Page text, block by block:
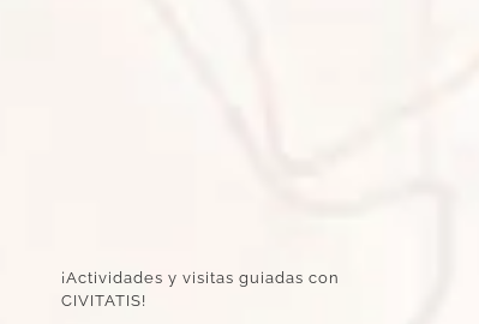
¡Actividades y visitas guiadas con
CIVITATIS!